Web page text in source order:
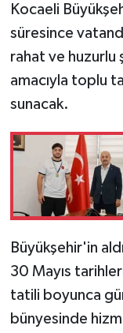
Kocaeli
süresince
rahat ve
amacıyla toplu
sunacak.
Büyükşehir'in
30 Mayıs
tatili boyunca
bünyesinde